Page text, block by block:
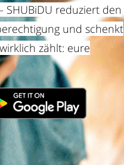
SHUBiDU reduziert den
und schenkt
zählt: eure